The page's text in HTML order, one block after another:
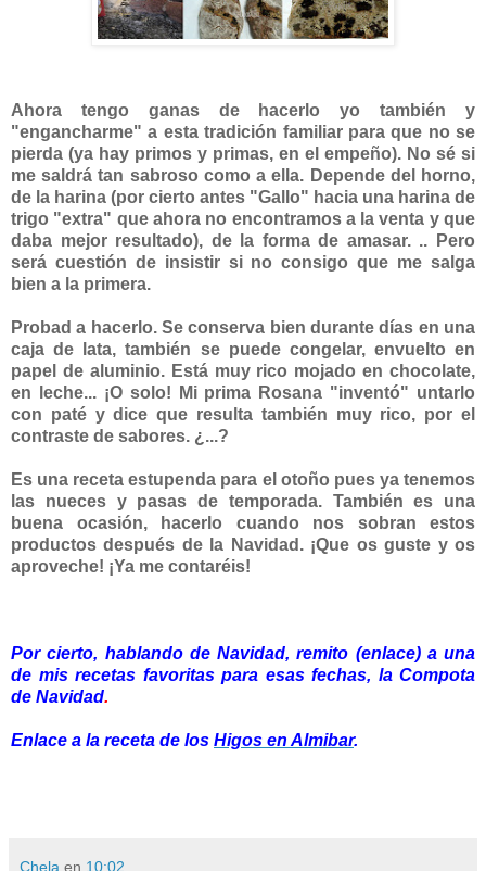
Ahora tengo ganas de hacerlo yo también y
"engancharme" a esta tradición familiar para que no se
pierda (ya hay primos y primas, en el empeño). No sé si
me saldrá tan sabroso como a ella. Depende del horno,
de la harina (por cierto antes "Gallo" hacia una harina de
trigo "extra" que ahora no encontramos a la venta y que
daba mejor resultado), de la forma de amasar. .. Pero
será cuestión de insistir si no consigo que me salga
bien a la primera.
Probad a hacerlo. Se conserva bien durante días en una
caja de lata, también se puede congelar, envuelto en
papel de aluminio. Está muy rico mojado en chocolate,
en leche... ¡O solo! Mi prima Rosana "inventó" untarlo
con paté y dice que resulta también muy rico, por el
contraste de sabores. ¿...?
Es una receta estupenda para el otoño pues ya tenemos
las nueces y pasas de temporada. También es una
buena ocasión, hacerlo cuando nos sobran estos
productos después de la Navidad. ¡Que os guste y os
aproveche! ¡Ya me contaréis!
Por cierto, hablando de Navidad, remito (enlace) a una
de mis recetas favoritas para esas fechas, la Compota
de Navidad.
Enlace a la receta de los Higos en Almibar.
Chela en 10:02